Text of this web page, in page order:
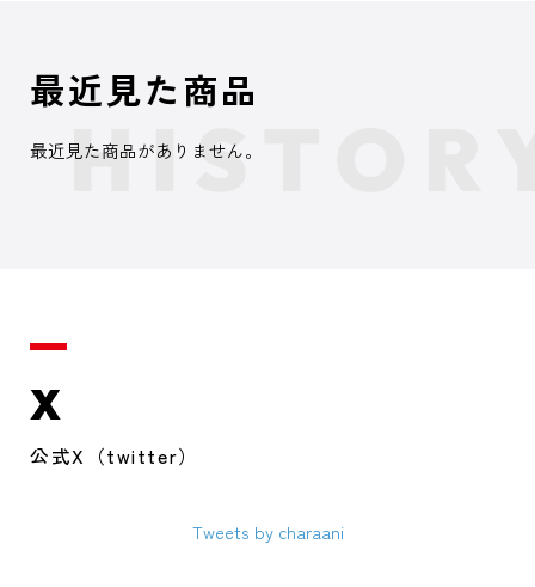
最近見た商品
最近見た商品がありません。
X
公式X（twitter）
Tweets by charaani